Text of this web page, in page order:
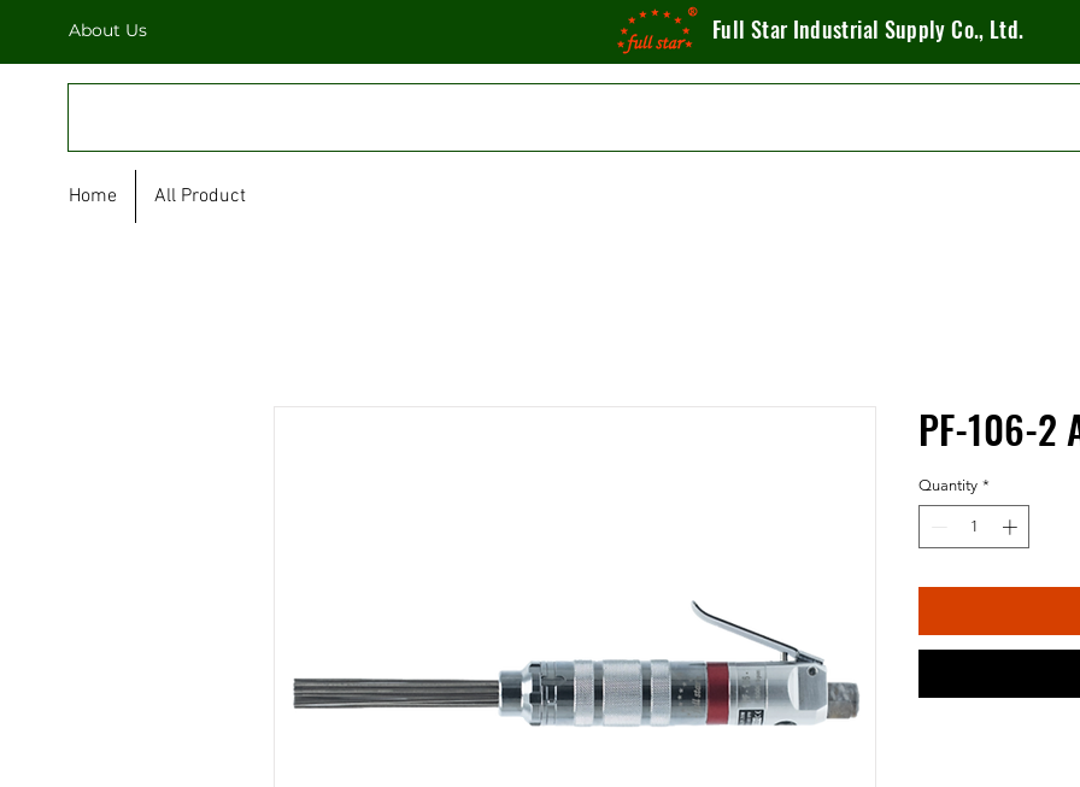
About Us Full Star Industrial Supply Co., Ltd.
Home All Product
PF-106-2
Quantity *